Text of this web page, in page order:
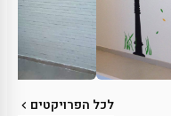
לכל הפרויקטים